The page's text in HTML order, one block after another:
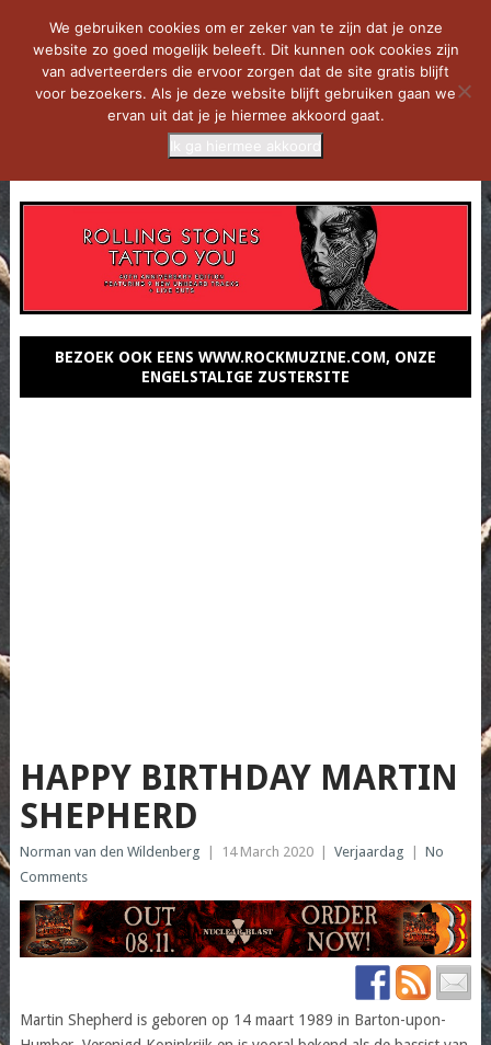
BEZOEK OOK EENS WWW.ROCKMUZINE.COM, ONZE
ENGELSTALIGE ZUSTERSITE
HAPPY BIRTHDAY MARTIN
SHEPHERD
Norman van den Wildenberg 14 March 2020 Verjaardag
No
Comments
Martin Shepherd is geboren op 14 maart 1989 in Barton-upon-
We gebruiken cookies om er zeker van te zijn dat je onze
website zo goed mogelijk beleeft. Dit kunnen ook cookies zijn
van adverteerders die ervoor zorgen dat de site gratis blijft
voor bezoekers. Als je deze website blijft gebruiken gaan we
ervan uit dat je je hiermee akkoord gaat.
Ik ga hiermee akkoord